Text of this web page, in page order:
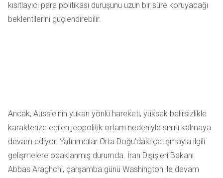
kısıtlayıcı para politikası duruşunu uzun bir süre koruyacağı
beklentilerini güçlendirebilir.
Ancak, Aussie'nin yukarı yönlü hareketi, yüksek belirsizlikle
karakterize edilen jeopolitik ortam nedeniyle sınırlı kalmaya
devam ediyor. Yatırımcılar Orta Doğu'daki çatışmayla ilgili
gelişmelere odaklanmış durumda. İran Dışişleri Bakanı
Abbas Araghchi, çarşamba günü Washington ile devam